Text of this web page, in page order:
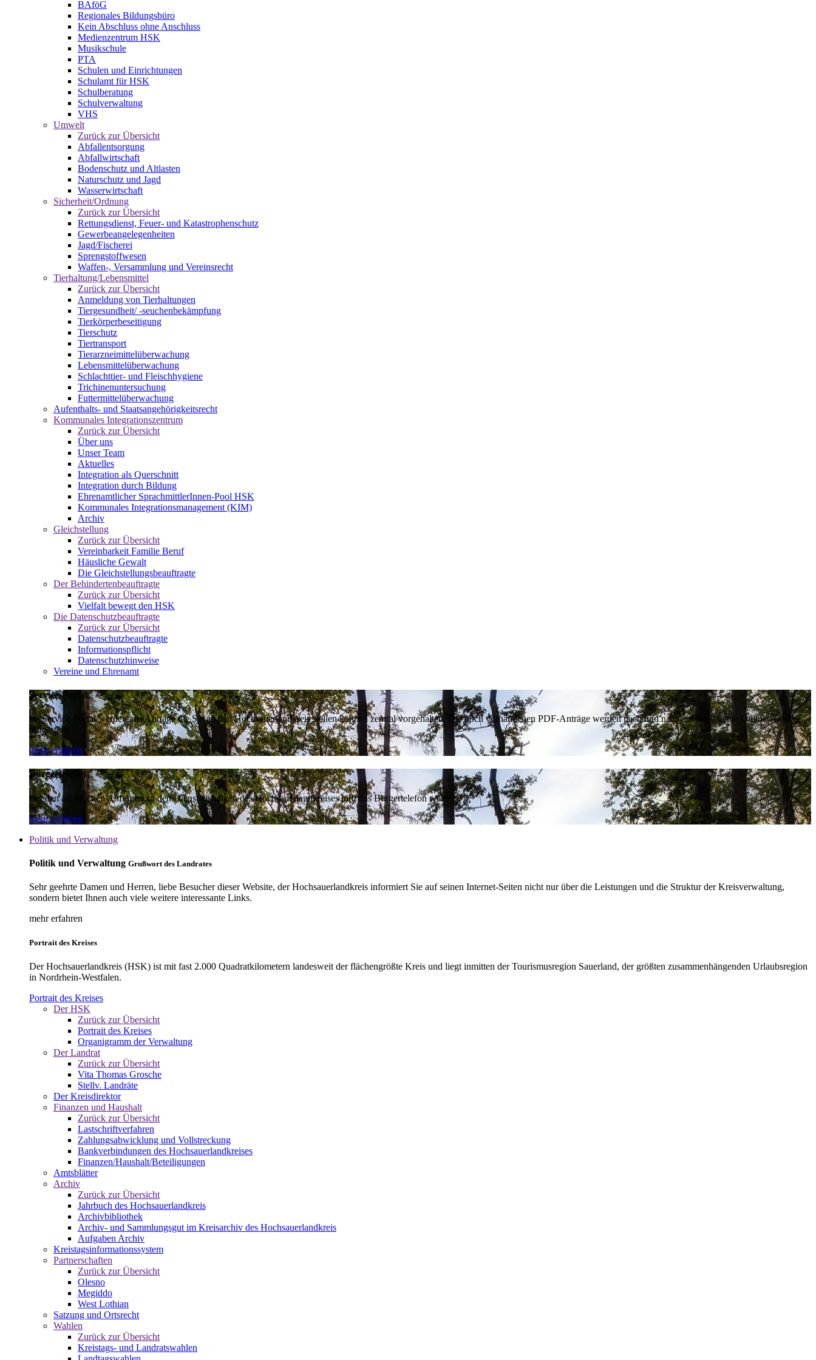
BAföG
Regionales Bildungsbüro
Kein Abschluss ohne Anschluss
Medienzentrum HSK
Musikschule
PTA
Schulen und Einrichtungen
Schulamt für HSK
Schulberatung
Schulverwaltung
VHS
Umwelt
Zurück zur Übersicht
Abfallentsorgung
Abfallwirtschaft
Bodenschutz und Altlasten
Naturschutz und Jagd
Wasserwirtschaft
Sicherheit/Ordnung
Zurück zur Übersicht
Rettungsdienst, Feuer- und Katastrophenschutz
Gewerbeangelegenheiten
Jagd/Fischerei
Sprengstoffwesen
Waffen-, Versammlung und Vereinsrecht
Tierhaltung/Lebensmittel
Zurück zur Übersicht
Anmeldung von Tierhaltungen
Tiergesundheit/ -seuchenbekämpfung
Tierkörperbeseitigung
Tierschutz
Tiertransport
Tierarzneimittelüberwachung
Lebensmittelüberwachung
Schlachttier- und Fleischhygiene
Trichinenuntersuchung
Futtermittelüberwachung
Aufenthalts- und Staatsangehörigkeitsrecht
Kommunales Integrationszentrum
Zurück zur Übersicht
Über uns
Unser Team
Aktuelles
Integration als Querschnitt
Integration durch Bildung
Ehrenamtlicher SprachmittlerInnen-Pool HSK
Kommunales Integrationsmanagement (KIM)
Archiv
Gleichstellung
Zurück zur Übersicht
Vereinbarkeit Familie Beruf
Häusliche Gewalt
Die Gleichstellungsbeauftragte
Der Behindertenbeauftragte
Zurück zur Übersicht
Vielfalt bewegt den HSK
Die Datenschutzbeauftragte
Zurück zur Übersicht
Datenschutzbeauftragte
Informationspflicht
Datenschutzhinweise
Vereine und Ehrenamt
Service-Portal
Im Service-Portal werden alle Anträge die Sie an den Hochsauerlandkreis stellen können zentral vorgehalten. Die noch vorhandenen PDF-Anträge werden nach und nach auf intelligente Online-Anträge
umgestellt.
mehr erfahren
Bürgertelefon
Bei den alltäglichen Anfragen zu den Dienstleistungen des Hochsauerlandkreises hilft das Bürgertelefon weiter.
mehr erfahren
Politik und Verwaltung
Politik und Verwaltung Grußwort des Landrates
Sehr geehrte Damen und Herren, liebe Besucher dieser Website, der Hochsauerlandkreis informiert Sie auf seinen Internet-Seiten nicht nur über die Leistungen und die Struktur der Kreisverwaltung,
sondern bietet Ihnen auch viele weitere interessante Links.
mehr erfahren
Portrait des Kreises
Der Hochsauerlandkreis (HSK) ist mit fast 2.000 Quadratkilometern landesweit der flächengrößte Kreis und liegt inmitten der Tourismusregion Sauerland, der größten zusammenhängenden Urlaubsregion
in Nordrhein-Westfalen.
Portrait des Kreises
Der HSK
Zurück zur Übersicht
Portrait des Kreises
Organigramm der Verwaltung
Der Landrat
Zurück zur Übersicht
Vita Thomas Grosche
Stellv. Landräte
Der Kreisdirektor
Finanzen und Haushalt
Zurück zur Übersicht
Lastschriftverfahren
Zahlungsabwicklung und Vollstreckung
Bankverbindungen des Hochsauerlandkreises
Finanzen/Haushalt/Beteiligungen
Amtsblätter
Archiv
Zurück zur Übersicht
Jahrbuch des Hochsauerlandkreis
Archivbibliothek
Archiv- und Sammlungsgut im Kreisarchiv des Hochsauerlandkreis
Aufgaben Archiv
Kreistagsinformationssystem
Partnerschaften
Zurück zur Übersicht
Olesno
Megiddo
West Lothian
Satzung und Ortsrecht
Wahlen
Zurück zur Übersicht
Kreistags- und Landratswahlen